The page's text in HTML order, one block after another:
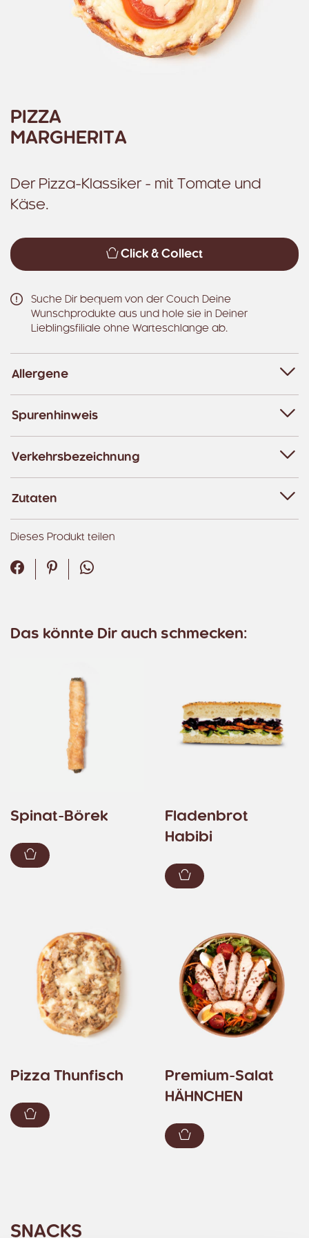
PIZZA
MARGHERITA
Der Pizza-Klassiker - mit Tomate und
Käse.
Click & Collect
Suche Dir bequem von der Couch Deine
Wunschprodukte aus und hole sie in Deiner
Lieblingsfiliale ohne Warteschlange ab.
Allergene
Spurenhinweis
Verkehrsbezeichnung
Zutaten
Dieses Produkt teilen
Facebook
PinterestWhatsApp
Das könnte Dir auch schmecken:
Spinat-Börek
Zum Warenkorb hinzufügen
Fladenbrot
Habibi
Zum Warenkorb
Pizza Thunfisch
Zum Warenkorb hinzufügen
Premium-Salat
HÄHNCHEN
Zum Warenkorb
SNACKS